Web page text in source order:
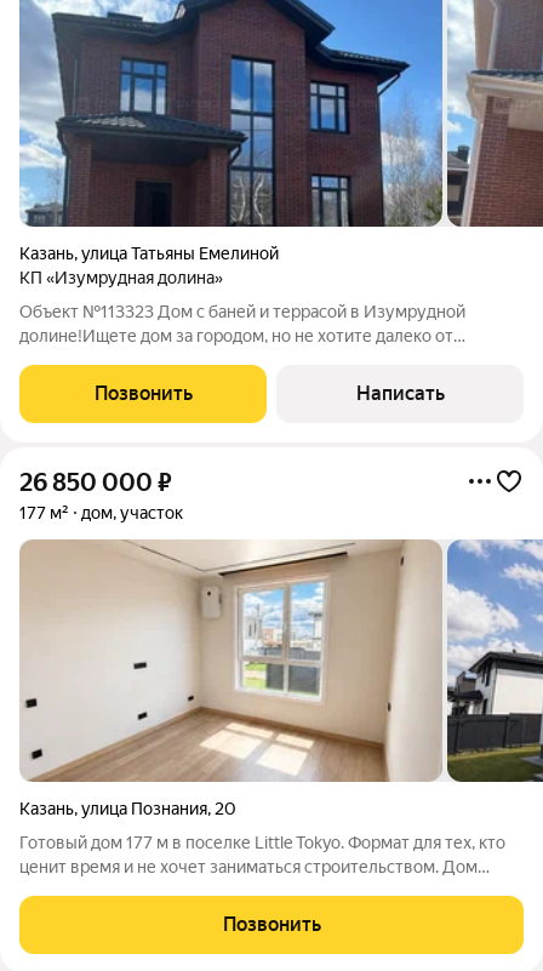
Казань,улица Татьяны Емелиной
КП «Изумрудная долина»
Объект №113323 Дом с баней и террасой в Изумрудной
долине!Ищете дом за городом, но не хотите далеко от
поселке "Изумрудная долина", окруженном лесом. Всего 15
минут до городской инфраструктуры! Дом
Позвонить Написать
26 850 000 ₽
177 м² дом, участок
Казань,улица Познания, 20
Готовый дом 177 м в поселке Little Tokyo. Формат для тех, кто
ценит время и не хочет заниматься строительством. Дом
подключены все инженерные
Позвонить